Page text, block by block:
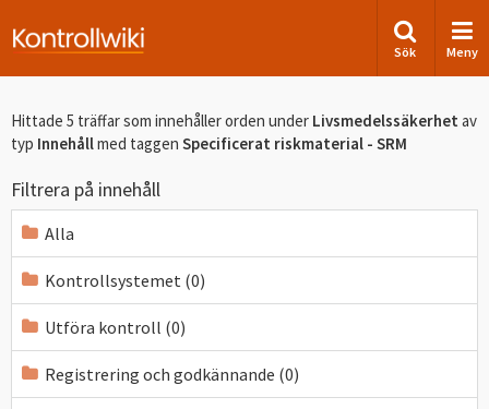
Sök Meny
Hittade 5 träffar som innehåller orden under Livsmedelssäkerhet av
typ Innehållmed taggen Specificerat riskmaterial - SRM
Filtrera på innehåll
Alla
Kontrollsystemet (0)
Utföra kontroll (0)
Registrering och godkännande (0)